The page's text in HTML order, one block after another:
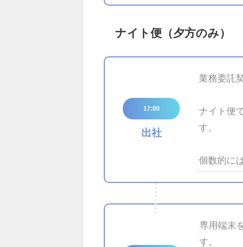
ナイト便（夕方のみ）
17:00
出社
業務委託
ナイト便
す。
個数的に
専用端末
す。